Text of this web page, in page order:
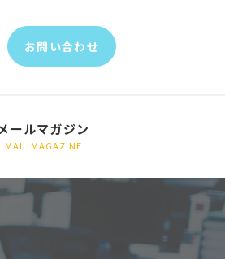
お問い合わせ
ールマガジン
MAIL MAGAZINE